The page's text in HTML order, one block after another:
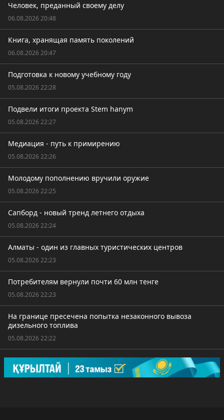
Человек, преданный своему делу
06.08.2026 20:48
Книга, хранящая память поколений
06.08.2026 20:47
Подготовка к новому учебному году
05.08.2026 22:28
Подвели итоги проекта Stem hanym
05.08.2026 22:27
Медиация - путь к примирению
05.08.2026 22:26
Молодому пополнению вручили оружие
05.08.2026 22:25
Сапборд - новый тренд летнего отдыха
05.08.2026 22:24
Алматы - один из главных туристических центров
05.08.2026 22:23
Потребителям вернули почти 60 млн тенге
05.08.2026 22:23
На границе пресечена попытка незаконного вывоза
дизельного топлива
05.08.2026 22:22